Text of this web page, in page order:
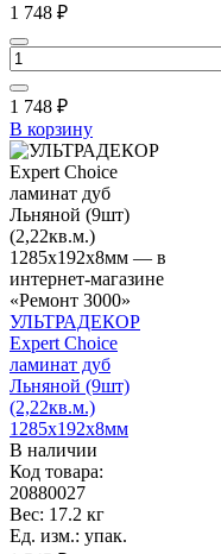
1 748 ₽
1 748 ₽
В корзину
УЛЬТРАДЕКОР
Expert Choice
ламинат дуб
Льняной (9шт)
(2,22кв.м.)
1285х192х8мм
В наличии
Код товара:
20880027
Вес: 17.2 кг
Ед. изм.: упак.